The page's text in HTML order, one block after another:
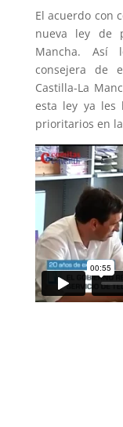
El acuerdo con
nueva ley de
Mancha. Así
consejera de
Castilla-La
esta ley ya les
prioritarios en